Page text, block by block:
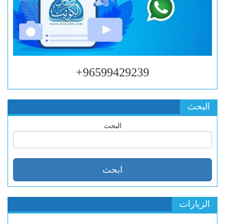
96599429239+
البحث
البحث
الزيارات